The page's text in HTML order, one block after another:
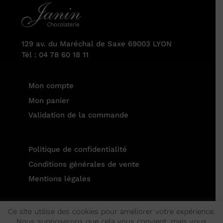
129 av. du Maréchal de Saxe 69003 LYON
Tél : 04 78 60 18 11
Mon compte
Mon panier
Validation de la commande
Politique de confidentialité
Conditions générales de vente
Mentions légales
Ce site utilise des cookies pour améliorer votre expérience.